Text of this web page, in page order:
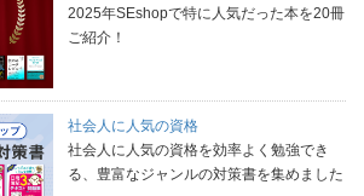
2025年SEshopで特に人気だった本を20冊
ご紹介！
社会人に人気の資格
社会人に人気の資格を効率よく勉強でき
る、豊富なジャンルの対策書を集めました